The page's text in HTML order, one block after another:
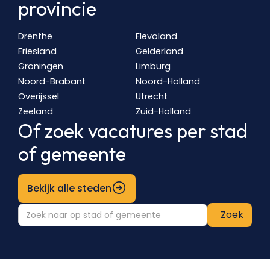
provincie
Drenthe
Flevoland
Friesland
Gelderland
Groningen
Limburg
Noord-Brabant
Noord-Holland
Overijssel
Utrecht
Zeeland
Zuid-Holland
Of zoek vacatures per stad
of gemeente
Bekijk alle steden